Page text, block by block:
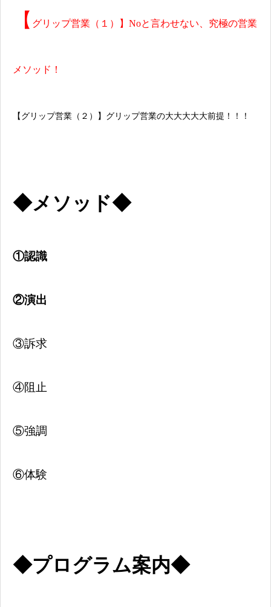
【 グリップ営業（１）】Noと言わせない、究極の営業
メソッド！
【グリップ営業（２）】グリップ営業の大大大大大前提！！！
◆メソッド◆
①認識
②演出
③訴求
④阻止
⑤強調
⑥体験
◆プログラム案内◆